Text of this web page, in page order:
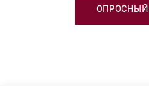
ОПРОСНЫЙ